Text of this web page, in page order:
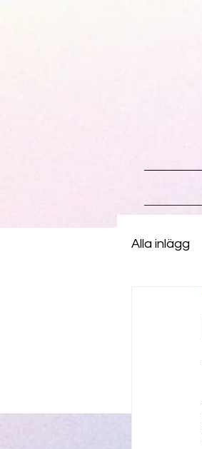
Alla inlägg